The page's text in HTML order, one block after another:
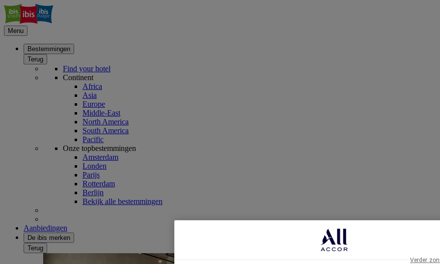
Menu
Bestemmingen
Terug
Find your hotel
Continent
Africa
Asia
Europe
Middle-East
North America
South America
Pacific
Onze topbestemmingen
Amsterdam
Londen
Parijs
Rotterdam
Berlijn
Bekijk alle bestemmingen
Aanbiedingen
De ibis merken
Terug
Verder